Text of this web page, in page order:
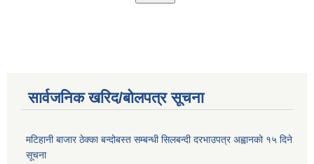
सार्वजनिक खरिद/बोलपत्र सूचना
मटिहानी बाजार ठेक्का बन्दोबस्त सम्बन्धी सिलबन्दी दरभाउपत्र अह्वानको १५ दिने
सूचना